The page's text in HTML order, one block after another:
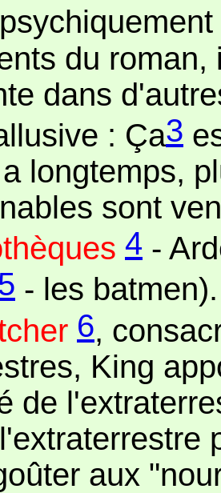
du
dans
: Ça3
longtemps,
sont
4 -
- les
6,
King
de
aux